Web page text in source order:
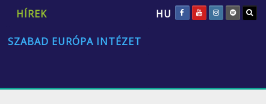
HU
HÍREK
SZABAD EURÓPA INTÉZET